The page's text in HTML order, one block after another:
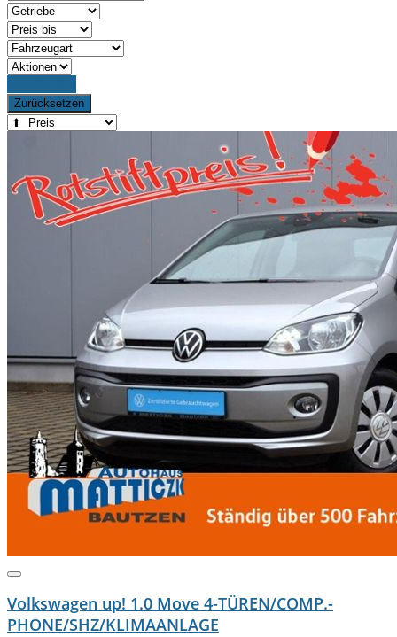
Zurücksetzen
Volkswagen up! 1.0 Move 4-TÜREN/COMP.-
PHONE/SHZ/KLIMAANLAGE